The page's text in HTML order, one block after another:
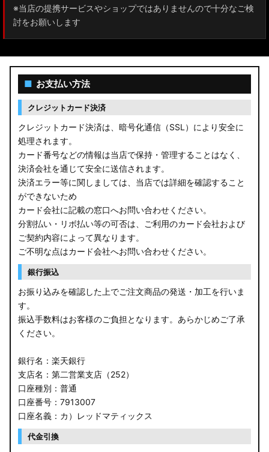
※当店の提携サービスやショップではありませんので十分なご検
討をお願いします
■ お支払い方法
クレジットカード決済
クレジットカード決済は、暗号化通信（SSL）により安全に
処理されます。
カード番号などの情報は当店で保持・管理することはなく、
決済会社を通じて安全に送信されます。
決済エラー等に関しましては、当店では詳細を確認すること
ができないため
カード会社に記載の窓口へお問い合わせください。
分割払い・リボ払い等の可否は、ご利用のカード会社および
ご契約内容によって異なります。
ご不明な点はカード会社へお問い合わせください。
銀行振込
お振り込みを確認した上でご注文商品の発送・加工を行いま
す。
振込手数料はお客様のご負担となります。あらかじめご了承
ください。
銀行名：楽天銀行
支店名：第二営業支店（252）
口座種別：普通
口座番号：7913007
口座名義：カ）レッドマティックス
代金引換